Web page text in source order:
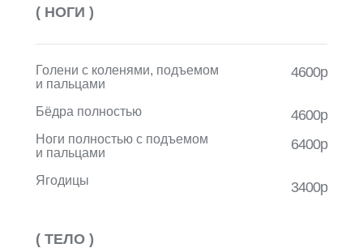
( ТЕЛО )
( НОГИ )
Голени с коленями, подъемом
и пальцами
Бёдра полностью
Ноги полностью с подъемом
и пальцами
Ягодицы
4600р
6400р
3400р
4600р